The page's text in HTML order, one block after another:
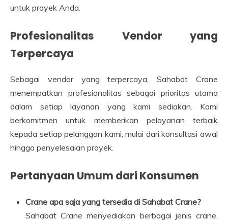
untuk proyek Anda.
Profesionalitas Vendor yang
Terpercaya
Sebagai vendor yang terpercaya, Sahabat Crane
menempatkan profesionalitas sebagai prioritas utama
dalam setiap layanan yang kami sediakan. Kami
berkomitmen untuk memberikan pelayanan terbaik
kepada setiap pelanggan kami, mulai dari konsultasi awal
hingga penyelesaian proyek.
Pertanyaan Umum dari Konsumen
Crane apa saja yang tersedia di Sahabat Crane?
Sahabat Crane menyediakan berbagai jenis crane,